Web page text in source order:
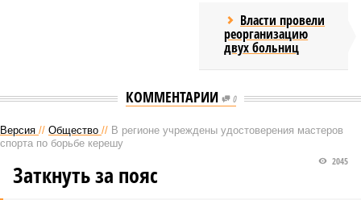
Власти провели
реорганизацию
двух больниц
КОММЕНТАРИИ 0
Версия // Общество // В регионе учреждены удостоверения мастеров
спорта по борьбе керешу
2045
Заткнуть за пояс